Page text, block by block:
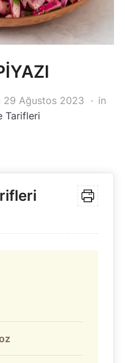
29 Ağustos 2023
in
Tarifleri